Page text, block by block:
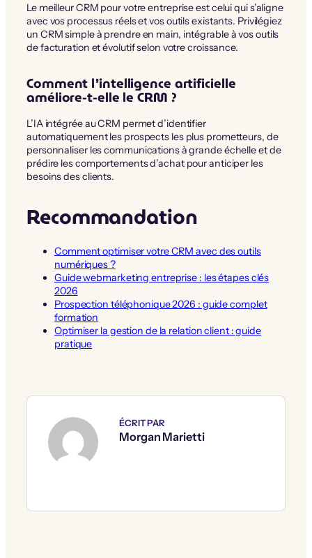
Le meilleur CRM pour votre entreprise est celui qui s’aligne
avec vos processus réels et vos outils existants. Privilégiez
un CRM simple à prendre en main, intégrable à vos outils
de facturation et évolutif selon votre croissance.
Comment l’intelligence artificielle
améliore-t-elle le CRM ?
L’IA intégrée au CRM permet d’identifier
automatiquement les prospects les plus prometteurs, de
personnaliser les communications à grande échelle et de
prédire les comportements d’achat pour anticiper les
besoins des clients.
Recommandation
Comment optimiser votre CRM avec des outils
numériques ?
Guide webmarketing entreprise : les étapes clés
2026
Prospection téléphonique 2026 : guide complet
formation
Optimiser la gestion de la relation client : guide
pratique
ÉCRIT PAR
Morgan Marietti